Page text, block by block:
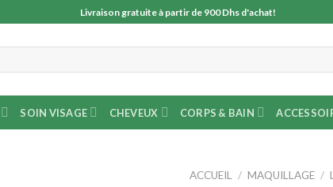
Livraison gratuite à partir de 900 Dhs d'achat!
SOIN VISAGE CHEVEUX CORPS & BAIN
ACCUEIL / MAQUILLAGE /